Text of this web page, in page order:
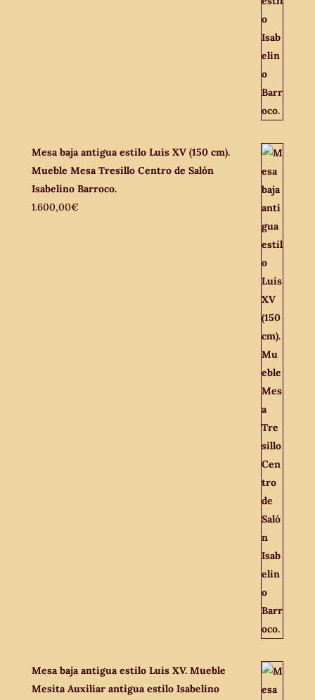
Mesa baja antigua estilo Luis XV (150 cm).
Mueble Mesa Tresillo Centro de Salón
Isabelino Barroco.
1.600,00€
Mesa baja antigua estilo Luis XV. Mueble
Mesita Auxiliar antigua estilo Isabelino